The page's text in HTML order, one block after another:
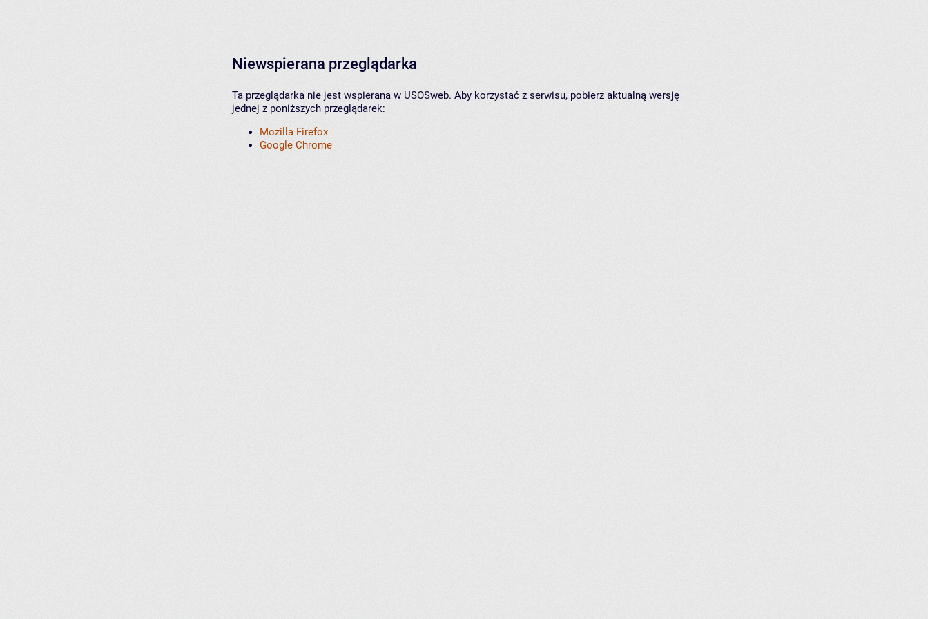
Niewspierana przeglądarka
Ta przeglądarka nie jest wspierana w USOSweb. Aby korzystać z serwisu, pobierz aktualną wersję
jednej z poniższych przeglądarek:
Mozilla Firefox
Google Chrome